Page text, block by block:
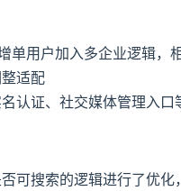
单用户加入多企业逻辑，
适配
认证、社交媒体管理入口
可搜索的逻辑进行了优化